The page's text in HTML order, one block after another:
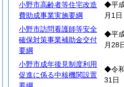
小野市高齢者等住宅改造
費助成事業実施要綱
◆平
月1日
小野市訪問看護師等安全
確保対策事業補助金交付
要綱
◆平
月28
小野市成年後見制度利用
促進に係る中核機関設置
◆令
31日